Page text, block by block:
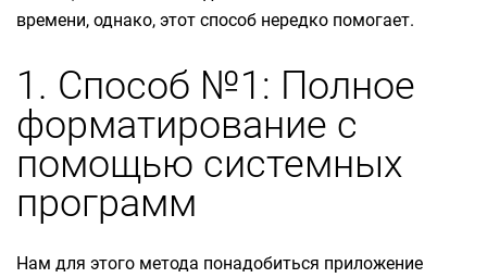
времени, однако, этот способ нередко помогает.
1. Способ №1: Полное
форматирование с
помощью системных
программ
Нам для этого метода понадобиться приложение